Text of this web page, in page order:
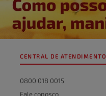
CENTRAL DE ATENDIMENTO
0800 018 0015
Fale conosco